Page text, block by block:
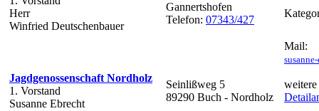
Herr
Winfried Deutschenbauer
Gannertshofen
Telefon: 07343/427
Jagdgenossenschaft Nordholz
1. Vorstand
Susanne Ebrecht
Seinlißweg 5
89290 Buch - Nordholz
Mail: